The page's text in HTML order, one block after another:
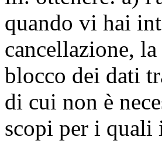
quando vi hai
cancellazione,
blocco dei dati
di cui non è
scopi per i quali